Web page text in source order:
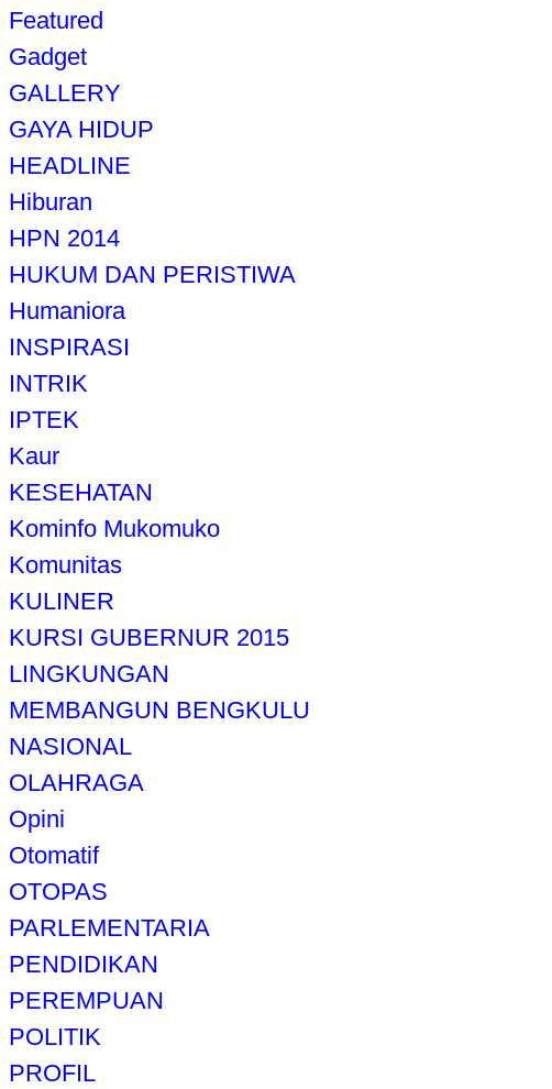
Featured
Gadget
GALLERY
GAYA HIDUP
HEADLINE
Hiburan
HPN 2014
HUKUM DAN PERISTIWA
Humaniora
INSPIRASI
INTRIK
IPTEK
Kaur
KESEHATAN
Kominfo Mukomuko
Komunitas
KULINER
KURSI GUBERNUR 2015
LINGKUNGAN
MEMBANGUN BENGKULU
NASIONAL
OLAHRAGA
Opini
Otomatif
OTOPAS
PARLEMENTARIA
PENDIDIKAN
PEREMPUAN
POLITIK
PROFIL